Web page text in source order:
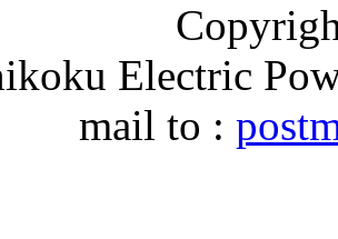
Electric
mail to :